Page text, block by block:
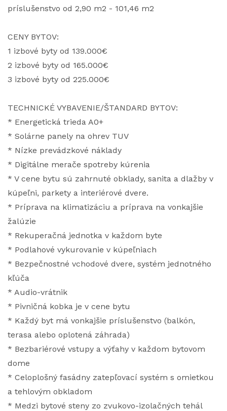
príslušenstvo od 2,90 m2 - 101,46 m2
CENY BYTOV:
1 izbové byty od 139.000€
2 izbové byty od 165.000€
3 izbové byty od 225.000€
TECHNICKÉ VYBAVENIE/ŠTANDARD BYTOV:
* Energetická trieda A0+
* Solárne panely na ohrev TUV
* Nízke prevádzkové náklady
* Digitálne merače spotreby kúrenia
* V cene bytu sú zahrnuté obklady, sanita a dlažby v
kúpeľni, parkety a interiérové dvere.
* Príprava na klimatizáciu a príprava na vonkajšie
žalúzie
* Rekuperačná jednotka v každom byte
* Podlahové vykurovanie v kúpeľniach
* Bezpečnostné vchodové dvere, systém jednotného
kľúča
* Audio-vrátnik
* Pivničná kobka je v cene bytu
* Každý byt má vonkajšie príslušenstvo (balkón,
terasa alebo oplotená záhrada)
* Bezbariérové vstupy a výťahy v každom bytovom
dome
* Celoplošný fasádny zatepľovací systém s omietkou
a tehlovým obkladom
* Medzi bytové steny zo zvukovo-izolačných tehál